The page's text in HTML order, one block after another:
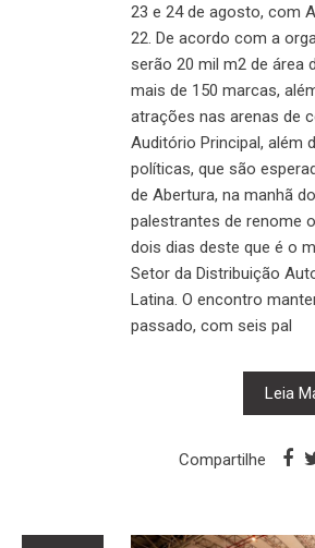
23 e 24 de agosto, com
22. De acordo com a
serão 20 mil m2 de área
mais de 150 marcas,
atrações nas arenas de
Auditório Principal, além
políticas, que são
de Abertura, na manhã
palestrantes de renome
dois dias deste que é o
Setor da Distribuição
Latina. O encontro
passado, com seis pal
Leia
Compartilhe